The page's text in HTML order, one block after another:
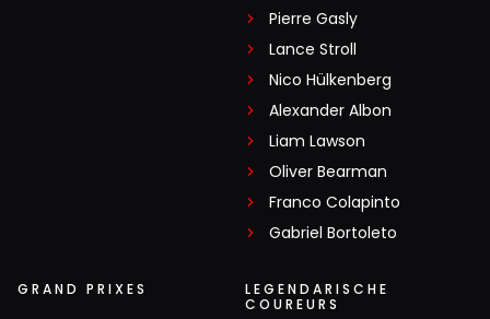
Pierre Gasly
Lance Stroll
Nico Hülkenberg
Alexander Albon
Liam Lawson
Oliver Bearman
Franco Colapinto
Gabriel Bortoleto
GRAND PRIXES
LEGENDARISCHE
COUREURS